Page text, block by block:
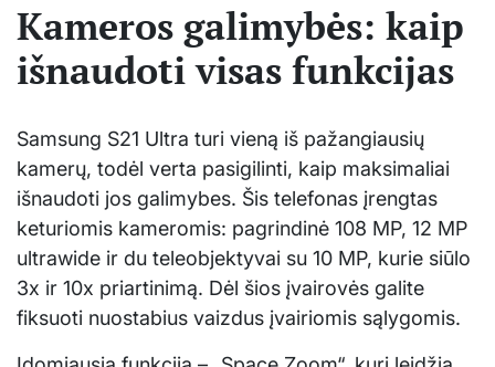
Kameros galimybės: kaip
išnaudoti visas funkcijas
Samsung S21 Ultra turi vieną iš pažangiausių
kamerų, todėl verta pasigilinti, kaip maksimaliai
išnaudoti jos galimybes. Šis telefonas įrengtas
keturiomis kameromis: pagrindinė 108 MP, 12 MP
ultrawide ir du teleobjektyvai su 10 MP, kurie siūlo
3x ir 10x priartinimą. Dėl šios įvairovės galite
fiksuoti nuostabius vaizdus įvairiomis sąlygomis.